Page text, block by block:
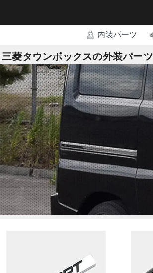
内装パーツ
三菱タウンボックスの外装パーツ